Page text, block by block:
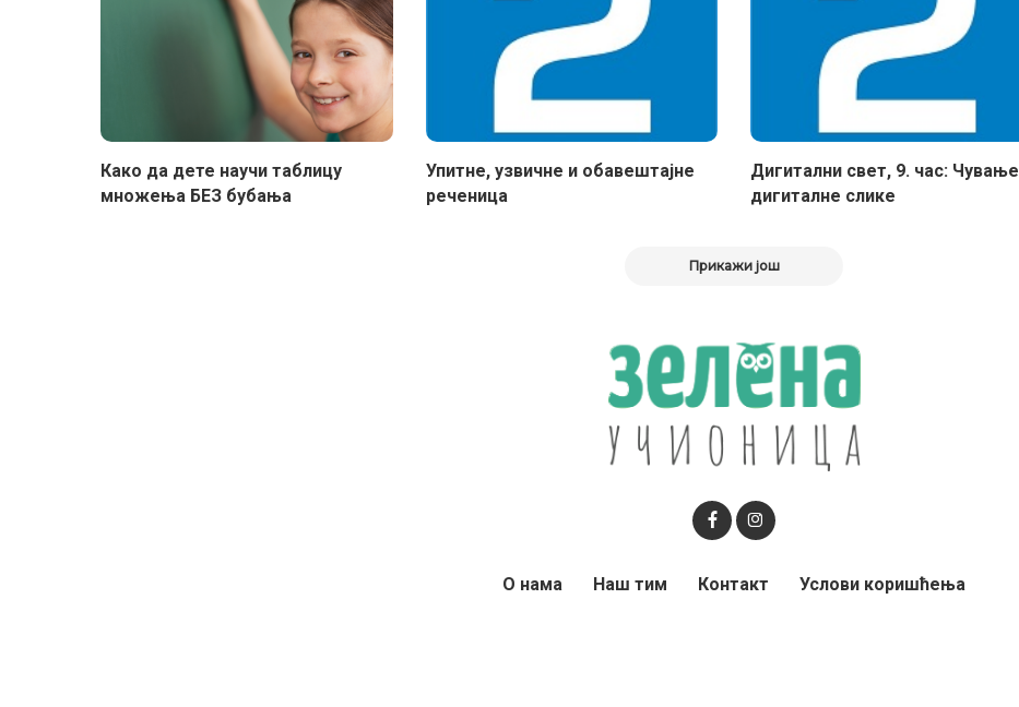
Како да дете научи таблицу
множења БЕЗ бубања
Упитне, узвичне и обавештајне
реченица
Дигитални свет, 9. час: Чување
дигиталне слике
Прикажи још
О нама Наш тим Контакт Услови коришћења